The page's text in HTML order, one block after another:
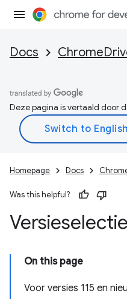
Docs
Deze pagina is vertaald door
Homepage Docs
Was this helpful?
Versieselectie
On this page
Voor versies 115 en